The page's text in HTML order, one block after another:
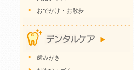
おでかけ・お散歩
歯みがき